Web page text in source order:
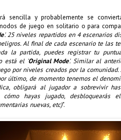
sencilla y probablemente se
de juego en solitario o para
'. 25 niveles repartidos en 4 escenarios
Al final de cada escenario te las
la partida, puedes registrar tu
está el ' Original Mode'. Similar al
por niveles creados por la
último, de momento tenemos el
obligará al jugador a sobrevivir
cómo hayas jugado, desbloquearás
nuevas, etc)".